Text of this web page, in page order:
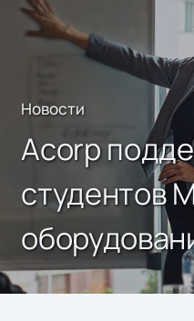
Новости
Acorp
студентов